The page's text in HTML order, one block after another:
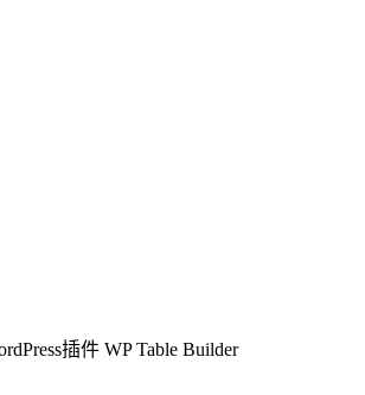
插件 WP Table Builder